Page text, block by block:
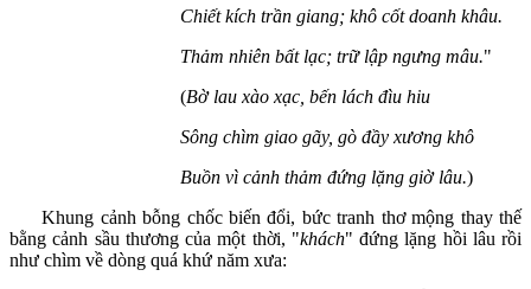
Chiết kích trần giang; khô cốt doanh khâu.
Thảm nhiên bất lạc; trữ lập ngưng mâu."
(Bờ lau xào xạc, bến lách đìu hiu
Sông chìm giao gãy, gò đầy xương khô
Buồn vì cảnh thảm đứng lặng giờ lâu.)
Khung cảnh bỗng chốc biến đổi, bức tranh thơ mộng thay thế
bằng cảnh sầu thương của một thời, "khách" đứng lặng hồi lâu rồi
như chìm về dòng quá khứ năm xưa: